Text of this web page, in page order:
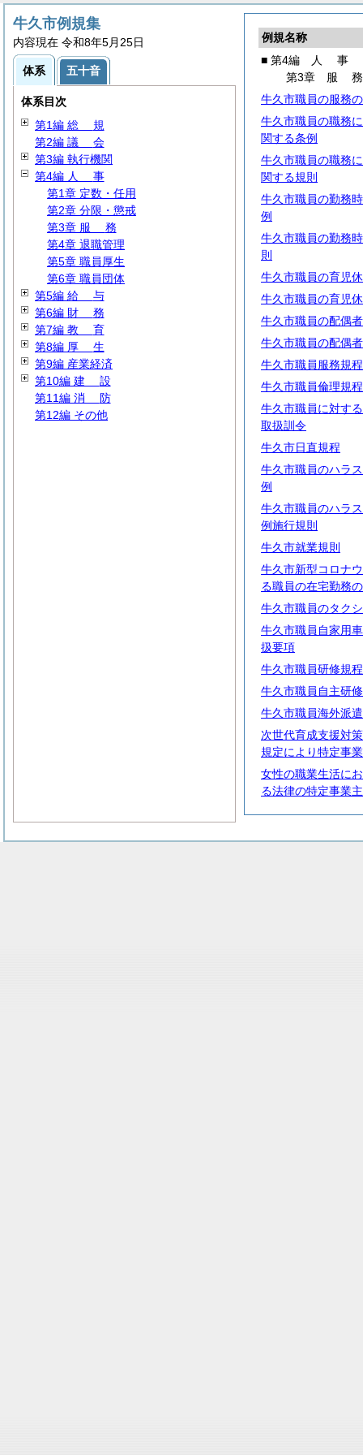
例規名称
■ 第4編
人 事
第3章 服務
牛久市職員の服務
牛久市職員の職務
関する条例
牛久市職員の職務
関する規則
牛久市職員の勤務
例
牛久市職員の勤務
則
牛久市職員の育児
牛久市職員の育児
牛久市職員の配偶
牛久市職員の配偶
牛久市職員服務規程
牛久市職員倫理規程
牛久市職員に対す
取扱訓令
牛久市日直規程
牛久市職員のハラ
例
牛久市職員のハラ
例施行規則
牛久市就業規則
牛久市新型コロナ
る職員の在宅勤務
牛久市職員のタク
牛久市職員自家用
扱要項
牛久市職員研修規程
牛久市職員自主研
牛久市職員海外派
次世代育成支援対
規定により特定事
女性の職業生活に
る法律の特定事業
牛久市例規集
内容現在 令和8年5月25日
体系 五十音
体系目次
第1編 総 規
第2編 議 会
第3編 執行機関
第4編 人 事
第1章 定数・任用
第2章 分限・懲戒
第3章 服 務
第4章 退職管理
第5章 職員厚生
第6章 職員団体
第5編 給 与
第6編 財 務
第7編 教 育
第8編 厚 生
第9編 産業経済
第10編 建 設
第11編 消 防
第12編 その他